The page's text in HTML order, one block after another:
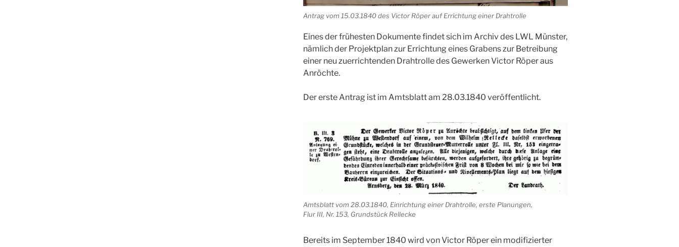
Antrag vom 15.03.1840 des Victor Röper auf Errichtung einer Drahtrolle
Eines der frühesten Dokumente findet sich im Archiv des LWL Münster,
nämlich der Projektplan zur Errichtung eines Grabens zur Betreibung
einer neu zuerrichtenden Drahtrolle des Gewerken Victor Röper aus
Anröchte.
Der erste Antrag ist im Amtsblatt am 28.03.1840 veröffentlicht.
Amtsblatt vom 28.03.1840, Einrichtung einer Drahtrolle, erste Planungen,
Flur III, Nr. 153, Grundstück Rellecke
Bereits im September 1840 wird von Victor Röper ein modifizierter